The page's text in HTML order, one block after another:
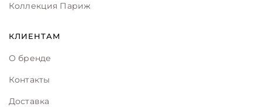
Коллекция Париж
КЛИЕНТАМ
О бренде
Контакты
Доставка